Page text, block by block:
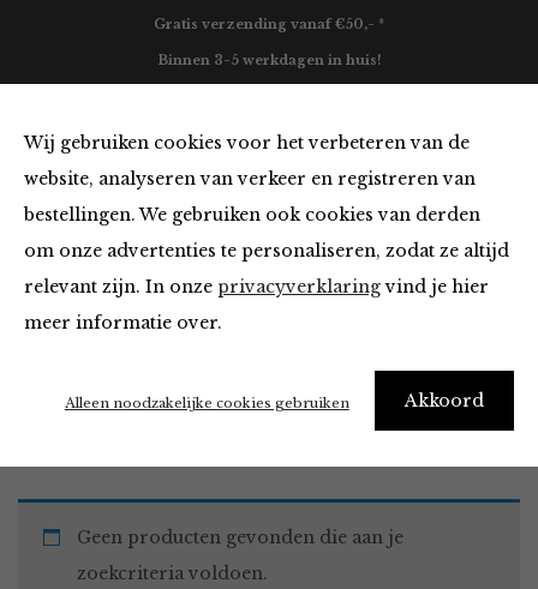
Wij gebruiken cookies voor het verbeteren van de
website, analyseren van verkeer en registreren van
bestellingen. We gebruiken ook cookies van derden
om onze advertenties te personaliseren, zodat ze altijd
relevant zijn. In onze privacyverklaringvind je hier
meer informatie over.
Akkoord
Alleen noodzakelijke cookies gebruiken
Gratis verzending vanaf €50,- *
Binnen 3-5 werkdagen in huis!
Tops en Blouses
Home Winkel Kleding Tops en Blouses
Geen producten gevonden die aan je
zoekcriteria voldoen.